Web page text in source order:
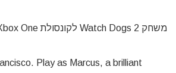
משחק Watch Dogs 2 לקונסולת Xbox One פרטים נוספים:
Play as Marcus, a brilliant